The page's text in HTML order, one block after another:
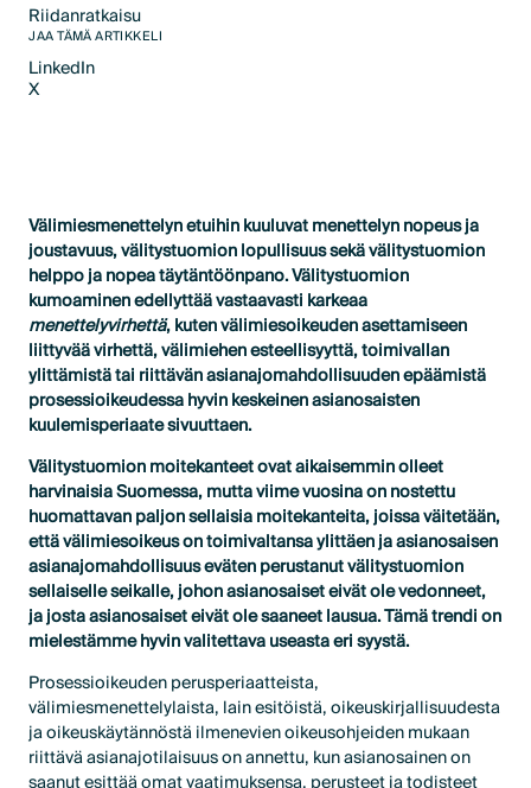
Riidanratkaisu
Text Link
JAA TÄMÄ ARTIKKELI
LinkedIn
LinkedIn
X
Välimiesmenettelyn etuihin kuuluvat menettelyn nopeus ja
joustavuus, välitystuomion lopullisuus sekä välitystuomion
helppo ja nopea täytäntöönpano. Välitystuomion
kumoaminen edellyttää vastaavasti karkeaa
menettelyvirhettä, kuten välimiesoikeuden asettamiseen
liittyvää virhettä, välimiehen esteellisyyttä, toimivallan
ylittämistä tai riittävän asianajomahdollisuuden epäämistä
prosessioikeudessa hyvin keskeinen asianosaisten
kuulemisperiaate sivuuttaen.
Välitystuomion moitekanteet ovat aikaisemmin olleet
harvinaisia Suomessa, mutta viime vuosina on nostettu
huomattavan paljon sellaisia moitekanteita, joissa väitetään,
että välimiesoikeus on toimivaltansa ylittäen ja asianosaisen
asianajomahdollisuus eväten perustanut välitystuomion
sellaiselle seikalle, johon asianosaiset eivät ole vedonneet,
ja josta asianosaiset eivät ole saaneet lausua. Tämä trendi on
mielestämme hyvin valitettava useasta eri syystä.
Prosessioikeuden perusperiaatteista,
välimiesmenettelylaista, lain esitöistä, oikeuskirjallisuudesta
ja oikeuskäytännöstä ilmenevien oikeusohjeiden mukaan
riittävä asianajotilaisuus on annettu, kun asianosainen on